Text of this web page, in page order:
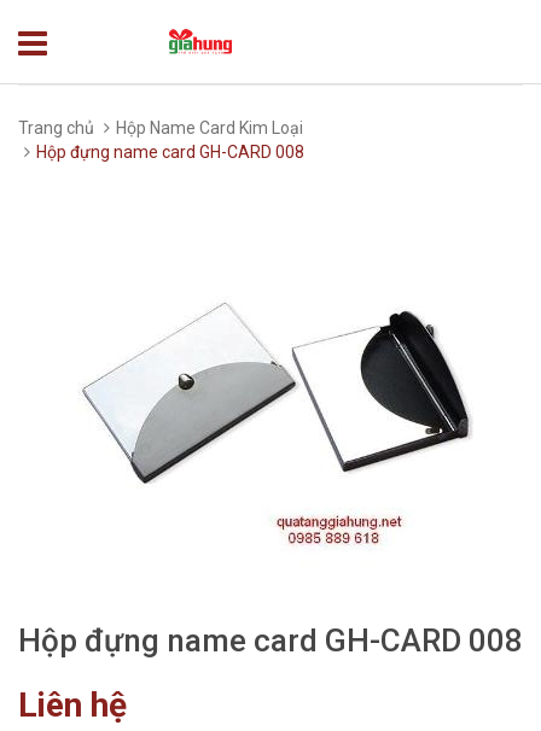
Trang chủ
Hộp Name Card Kim Loại
Hộp đựng name card GH-CARD 008
Hộp đựng name card GH-CARD 008
Liên hệ